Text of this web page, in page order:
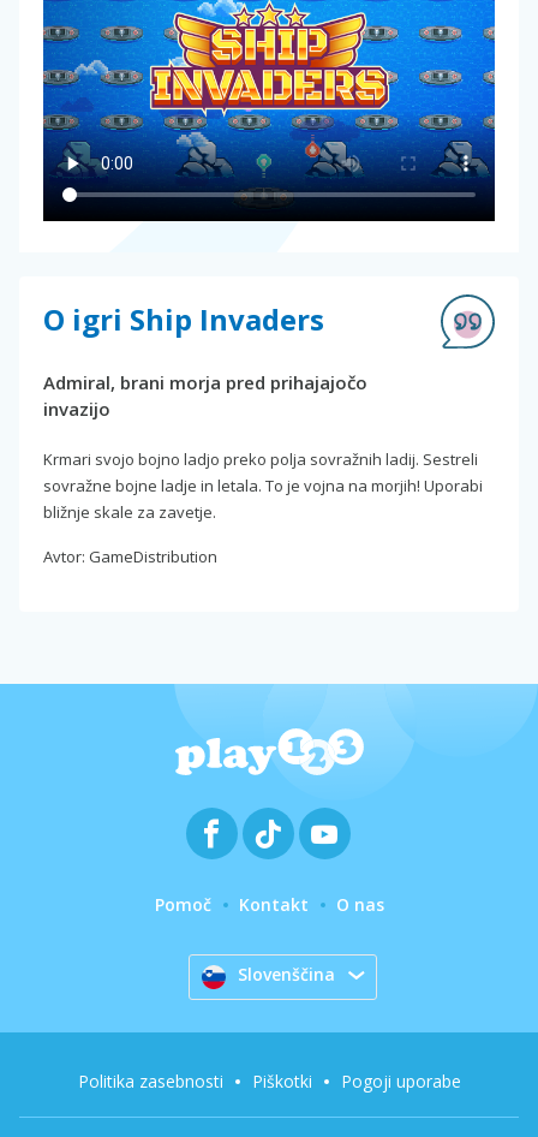
O igri Ship Invaders
Admiral, brani morja pred prihajajočo
invazijo
Krmari svojo bojno ladjo preko polja sovražnih ladij. Sestreli
sovražne bojne ladje in letala. To je vojna na morjih! Uporabi
bližnje skale za zavetje.
Avtor: GameDistribution
Pomoč Kontakt O nas
Slovenščina
Politika zasebnosti Piškotki Pogoji uporabe